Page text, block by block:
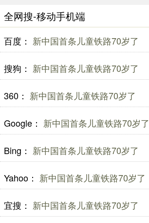
全网搜-移动手机端
百度： 新中国首条儿童铁路70岁了
搜狗： 新中国首条儿童铁路70岁了
360： 新中国首条儿童铁路70岁了
Google： 新中国首条儿童铁路70岁了
Bing： 新中国首条儿童铁路70岁了
Yahoo： 新中国首条儿童铁路70岁了
宜搜： 新中国首条儿童铁路70岁了